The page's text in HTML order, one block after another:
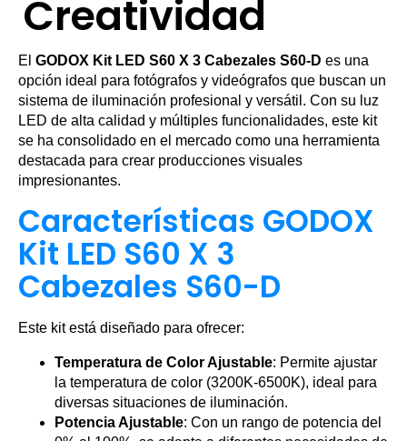
Creatividad
El GODOX Kit LED S60 X 3 Cabezales S60-D es una
opción ideal para fotógrafos y videógrafos que buscan un
sistema de iluminación profesional y versátil. Con su luz
LED de alta calidad y múltiples funcionalidades, este kit
se ha consolidado en el mercado como una herramienta
destacada para crear producciones visuales
impresionantes.
Características GODOX
Kit LED S60 X 3
Cabezales S60-D
Este kit está diseñado para ofrecer:
Temperatura de Color Ajustable: Permite ajustar
la temperatura de color (3200K-6500K), ideal para
diversas situaciones de iluminación.
Potencia Ajustable: Con un rango de potencia del